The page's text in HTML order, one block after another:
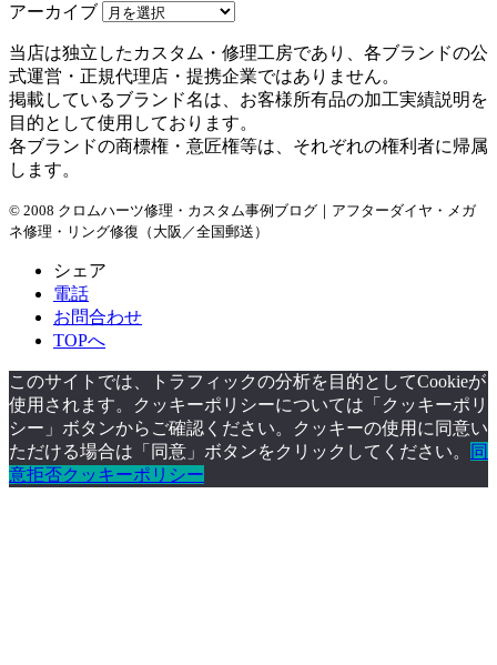
アーカイブ
当店は独立したカスタム・修理工房であり、各ブランドの公
式運営・正規代理店・提携企業ではありません。
掲載しているブランド名は、お客様所有品の加工実績説明を
目的として使用しております。
各ブランドの商標権・意匠権等は、それぞれの権利者に帰属
します。
© 2008 クロムハーツ修理・カスタム事例ブログ｜アフターダイヤ・メガ
ネ修理・リング修復（大阪／全国郵送）
シェア
電話
お問合わせ
TOPへ
このサイトでは、トラフィックの分析を目的としてCookieが
使用されます。クッキーポリシーについては「クッキーポリ
シー」ボタンからご確認ください。クッキーの使用に同意い
ただける場合は「同意」ボタンをクリックしてください。
同
意拒否クッキーポリシー